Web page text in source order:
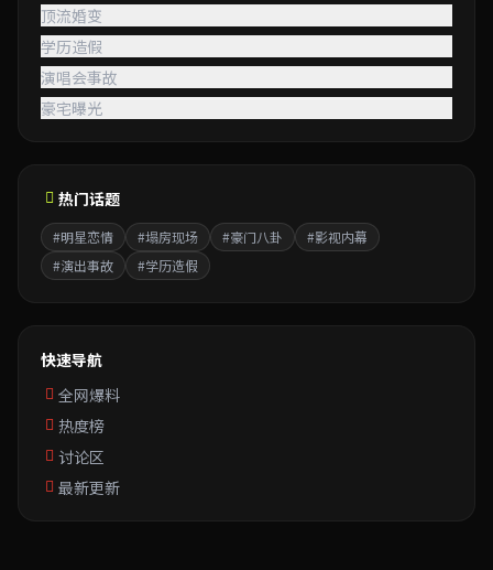
顶流婚变
学历造假
演唱会事故
豪宅曝光
热门话题
#明星恋情 #塌房现场 #豪门八卦
#影视内幕
#演出事故
#学历造假
快速导航
全网爆料
热度榜
讨论区
最新更新